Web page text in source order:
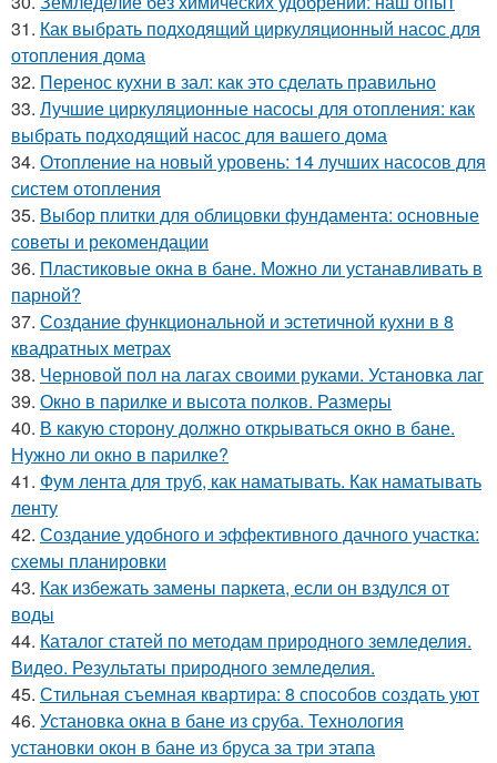
31. Как выбрать подходящий циркуляционный насос для
отопления дома
32. Перенос кухни в зал: как это сделать правильно
33. Лучшие циркуляционные насосы для отопления: как
выбрать подходящий насос для вашего дома
34. Отопление на новый уровень: 14 лучших насосов для
систем отопления
35. Выбор плитки для облицовки фундамента: основные
советы и рекомендации
36. Пластиковые окна в бане. Можно ли устанавливать в
парной?
37. Создание функциональной и эстетичной кухни в 8
квадратных метрах
38. Черновой пол на лагах своими руками. Установка лаг
39. Окно в парилке и высота полков. Размеры
40. В какую сторону должно открываться окно в бане.
Нужно ли окно в парилке?
41. Фум лента для труб, как наматывать. Как наматывать
ленту
42. Создание удобного и эффективного дачного участка:
схемы планировки
43. Как избежать замены паркета, если он вздулся от
воды
44. Каталог статей по методам природного земледелия.
Видео. Результаты природного земледелия.
45. Стильная съемная квартира: 8 способов создать уют
46. Установка окна в бане из сруба. Технология
установки окон в бане из бруса за три этапа